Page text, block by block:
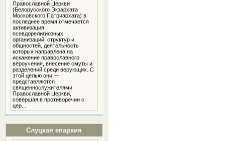
Православной Церкви
(Белорусского Экзархата
Московского Патриархата) в
последнее время отмечается
активизация
псевдорелигиозных
организаций, структур и
общностей, деятельность
которых направлена на
искажение православного
вероучения, внесение смуты и
разделений среди верующих. С
этой целью они:—
представляются
священнослужителями
Православной Церкви,
совершая в противоречии с
цер...
Слуцкая епархия